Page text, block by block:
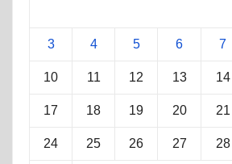
3 4 5 6 7
10 11 12 13 14
17 18 19 20 21
24 25 26 27 28